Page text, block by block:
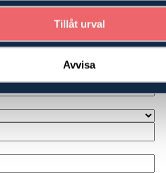
Tillåt urval
Avvisa